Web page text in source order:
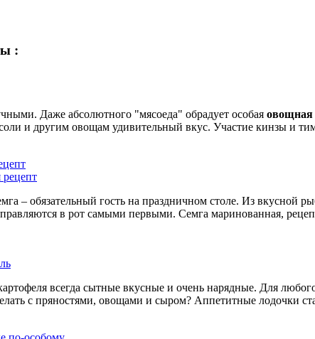
:
Даже абсолютного "мясоеда" обрадует особая овощная
и другим овощам удивительный вкус. Участие кинзы и
– обязательный гость на праздничном столе. Из вкусной
в рот самыми первыми. Семга маринованная,
всегда сытные вкусные и очень нарядные. Для
с пряностями, овощами и сыром? Аппетитные лодочки